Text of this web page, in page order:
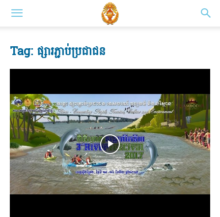
Tag: ផ្សារភ្ជាប់ប្រជាជន